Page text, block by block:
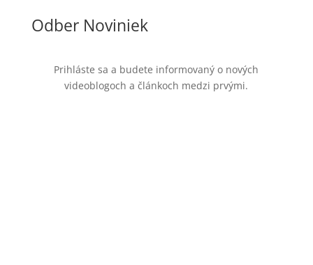
Odber Noviniek
Prihláste sa a budete informovaný o nových
videoblogoch a článkoch medzi prvými.